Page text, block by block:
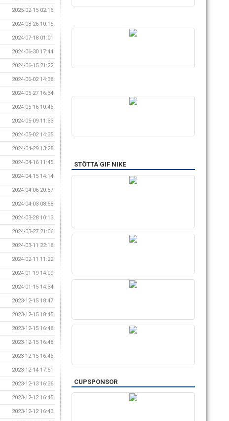
2025-02-15 02:16
2024-08-26 10:15
2024-07-18 01:01
2024-06-30 17:44
2024-06-15 21:22
2024-06-02 14:38
2024-05-27 16:34
2024-05-16 10:46
2024-05-09 11:33
2024-05-02 14:35
2024-04-29 13:28
2024-04-16 11:45
2024-04-15 14:14
2024-04-06 20:57
2024-04-03 08:58
2024-03-28 10:13
2024-03-27 21:06
2024-03-11 22:18
2024-02-11 11:22
2024-01-19 14:09
2024-01-15 14:34
2023-12-15 18:47
2023-12-15 18:45
2023-12-15 16:48
2023-12-15 16:48
2023-12-15 16:46
2023-12-14 17:51
2023-12-13 16:36
2023-12-12 16:45
2023-12-12 16:43
STÖTTA GIF NIKE
CUPSPONSOR